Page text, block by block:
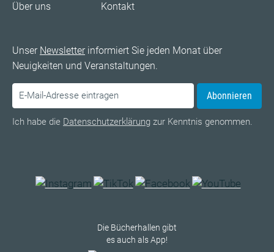
Über uns Kontakt
Unser Newsletterinformiert Sie jeden Monat über
Neuigkeiten und Veranstaltungen.
Abonnieren
Ich habe die Datenschutzerklärung zur Kenntnis genommen.
Die Bücherhallen gibt
es auch als App!